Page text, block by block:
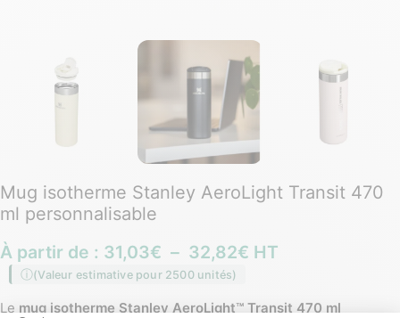
Mug isotherme Stanley AeroLight Transit 470
ml personnalisable
À partir de : 31,03€ – 32,82€ HT
(Valeur estimative pour 2500 unités)
Le mug isotherme Stanley AeroLight™ Transit 470 ml